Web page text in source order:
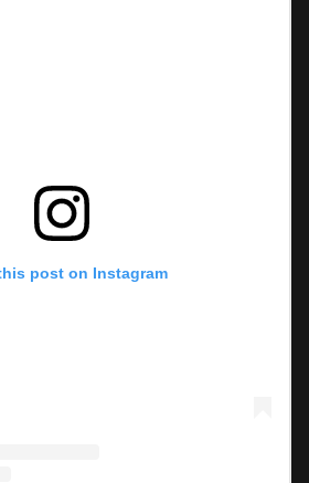
post on Instagram